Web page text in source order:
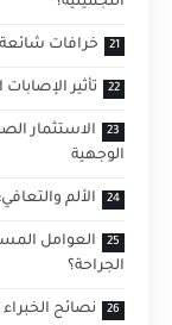
خرافات
تأثير
الاستثمار
الوجهية
الألم
العوامل
الجراحة؟
نصائح